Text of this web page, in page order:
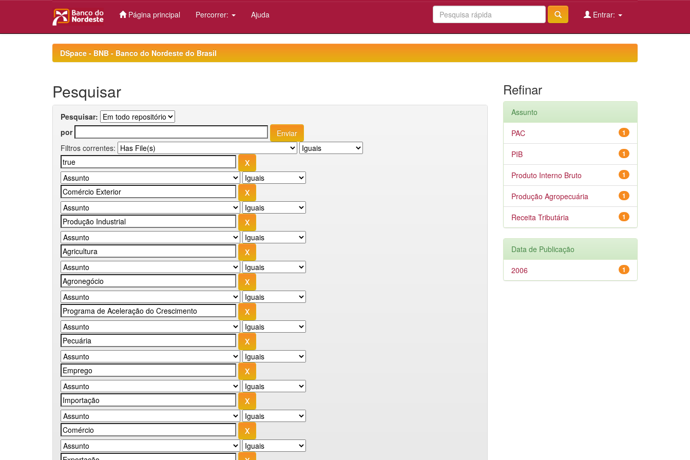
Página principal Percorrer: Ajuda Entrar:
DSpace - BNB - Banco do Nordeste do Brasil
Pesquisar
Pesquisar:
por
Filtros correntes:
Refinar
Assunto
1
PAC
1
PIB
1
Produto Interno Bruto
1
Produção Agropecuária
1
Receita Tributária
Data de Publicação
1
2006